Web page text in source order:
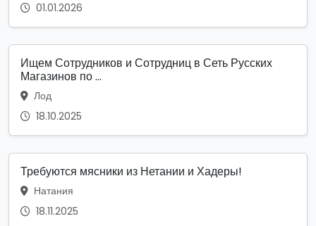
01.01.2026
Ищем Сотрудников и Сотрудниц в Сеть Русских
Магазинов по ...
Лод
18.10.2025
Требуются мясники из Нетании и Хадеры!
Натания
18.11.2025